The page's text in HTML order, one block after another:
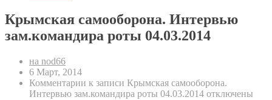
Крымская самооборона. Интервью
зам.командира роты 04.03.2014
на nod66
6 Март, 2014
Комментарии к записи Крымская самооборона.
Интервью зам.командира роты 04.03.2014 отключены